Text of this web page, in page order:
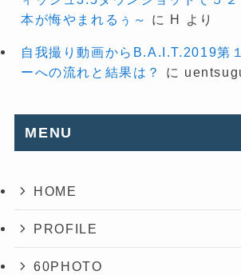
本が悔やまれるぅ～
に H より
自我撮り動画からB.A.I.T.2019第
ーへの流れと結果は？
に
MENU
HOME
PROFILE
60PHOTO